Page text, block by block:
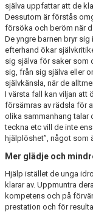
själva uppfattar att de
Dessutom är förstås
försöka och beröm när
De yngre barnen bryr
efterhand ökar
sig själva för saker som
sig, från sig själva eller
självkänsla, när de
I värsta fall kan viljan att
försämras av rädsla för
olika sammanhang talar
teckna etc vill de inte
hjälplöshet”, något som
Mer glädje och
Hjälp istället de unga
klarar av. Uppmuntra
kompetens och på
prestation och för